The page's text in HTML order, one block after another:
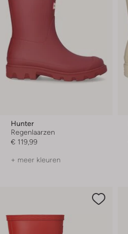
Hunter
Regenlaarzen
€ 119,99
+ meer kleuren